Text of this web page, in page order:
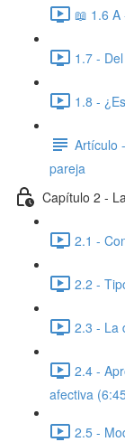
📖 1.6
1.7 -
1.8 -
Artículo
pareja
Capítulo 2 -
2.1 -
2.2 -
2.3 - La
2.4 -
afectiva
2.5 -